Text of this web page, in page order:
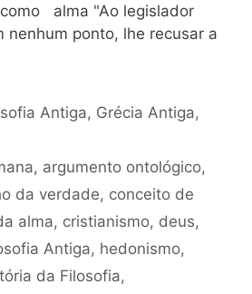
alma "Ao legislador
nenhum ponto, lhe recusar a
Antiga, Grécia Antiga,
, argumento ontológico,
da verdade, conceito de
alma, cristianismo, deus,
Antiga, hedonismo,
da Filosofia,